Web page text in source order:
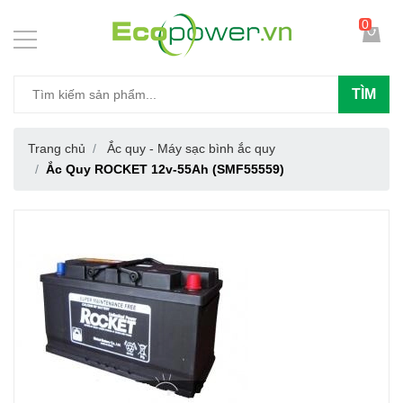
TÌM
0
Trang chủ
Ắc quy - Máy sạc bình ắc quy
Ắc Quy ROCKET 12v-55Ah (SMF55559)